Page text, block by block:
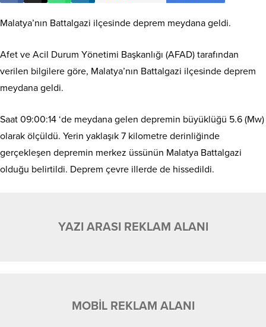
Malatya’nın Battalgazi ilçesinde deprem meydana geldi.
Afet ve Acil Durum Yönetimi Başkanlığı (AFAD) tarafından
verilen bilgilere göre, Malatya’nın Battalgazi ilçesinde deprem
meydana geldi.
Saat 09:00:14 ‘de meydana gelen depremin büyüklüğü 5.6 (Mw)
olarak ölçüldü. Yerin yaklaşık 7 kilometre derinliğinde
gerçekleşen depremin merkez üssünün Malatya Battalgazi
olduğu belirtildi. Deprem çevre illerde de hissedildi.
YAZI ARASI REKLAM ALANI
MOBİL REKLAM ALANI